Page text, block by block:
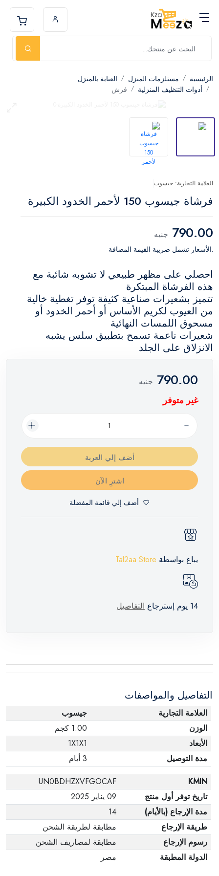
الرئيسية مستلزمات المنزل
العناية بالمنزل
أدوات التنظيف المنزلية
فرش
العلامة التجارية: جيسوب
فرشاة جيسوب 150 لأحمر الخدود الكبيرة
790.00 جنيه
.الأسعار تشمل ضريبة القيمة المضافة
احصلي على مظهر طبيعي لا تشوبه شائبة مع
هذه الفرشاة المبتكرة
تتميز بشعيرات صناعية كثيفة توفر تغطية خالية
من العيوب لكريم الأساس أو أحمر الخدود أو
مسحوق اللمسات النهائية
شعيرات ناعمة تسمح بتطبيق سلس يشبه
الانزلاق على الجلد
790.00 جنيه
غير متوفر
أضف إلي العربة
اشترِ الآن
أضف إلي قائمة المفضلة
يباع بواسطة Tal2aa Store
14 يوم إسترجاع التفاصيل
التفاصيل والمواصفات
العلامة التجارية
جيسوب
الوزن
1.00 كجم
الأبعاد
1X1X1
مدة التوصيل
3 أيام
KMIN
UN0BDHZXVFGOCAF
تاريخ توفر أول منتج
09 يناير 2025
مدة الإرجاع (بالأيام)
14
طريقة الإرجاع
مطابقة لطريقة الشحن
رسوم الإرجاع
مطابقة لمصاريف الشحن
الدولة المطبقة
مصر